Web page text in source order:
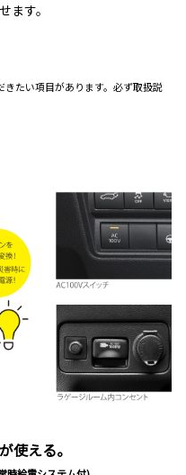
ます。
たい項目があります。必ず取扱説
使える。